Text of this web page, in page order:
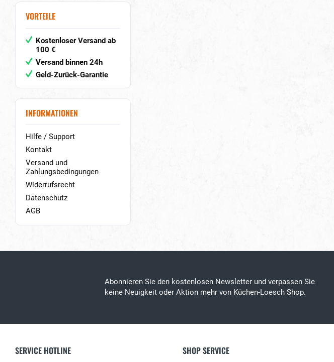
VORTEILE
Kostenloser Versand ab
100 €
Versand binnen 24h
Geld-Zurück-Garantie
INFORMATIONEN
Hilfe / Support
Kontakt
Versand und
Zahlungsbedingungen
Widerrufsrecht
Datenschutz
AGB
Abonnieren Sie den kostenlosen Newsletter und verpassen Sie
keine Neuigkeit oder Aktion mehr von Küchen-Loesch Shop.
SERVICE HOTLINE SHOP SERVICE